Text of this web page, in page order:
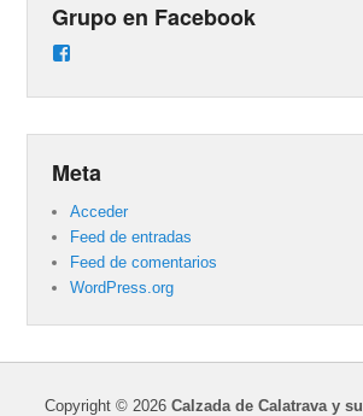
Grupo en Facebook
en
Meta
Acceder
Feed de entradas
Feed de comentarios
WordPress.org
Copyright © 2026 Calzada de Calatrava y